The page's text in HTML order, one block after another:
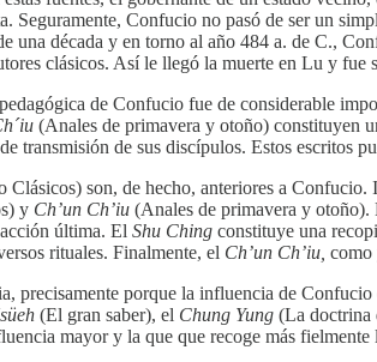
Seguramente, Confucio no pasó de ser un
una década y en torno al año 484 a. de C.,
clásicos. Así le llegó la muerte en Lu y fue
de Confucio fue de considerable
(Anales de primavera y otoño) constituyen
transmisión de sus discípulos. Estos escritos
Clásicos) son, de hecho, anteriores a Confucio.
y Ch’un Ch’iu (Anales de primavera y otoño).
última. El Shu Ching constituye una
rituales. Finalmente, el Ch’un Ch’iu, como
precisamente porque la influencia de Confucio
(El gran saber), el Chung Yung (La doctrina
mayor y la que que recoge más